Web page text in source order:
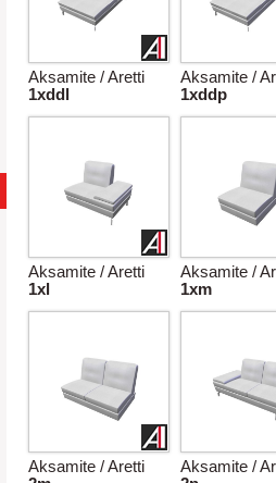
Aksamite / Aretti
1xddl
Aksamite /
1xddp
Aksamite / Aretti
1xl
Aksamite /
1xm
Aksamite / Aretti
Aksamite /